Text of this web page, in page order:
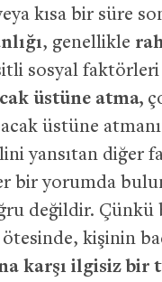
kısa bir süre
, genellikle
sosyal
üstüne atma,
üstüne
yansıtan diğer
bir yorumda
değildir. Çünkü
kişinin
karşı ilgisiz bir